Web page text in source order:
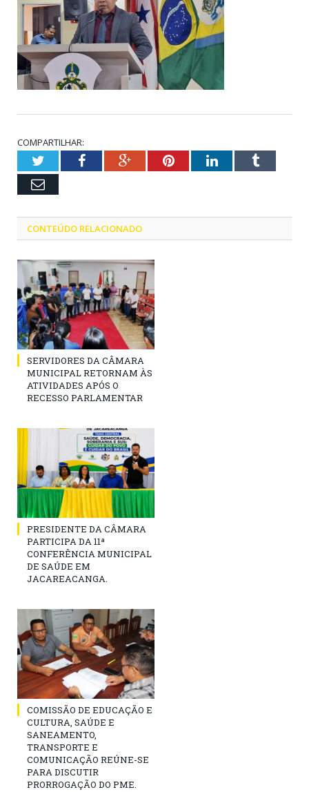
COMPARTILHAR:
TwitterFacebookGoogle+PinterestLinkedInTumblr
Email
CONTEÚDO RELACIONADO
SERVIDORES DA CÂMARA
MUNICIPAL RETORNAM ÀS
ATIVIDADES APÓS O
RECESSO PARLAMENTAR
PRESIDENTE DA CÂMARA
PARTICIPA DA 11ª
CONFERÊNCIA MUNICIPAL
DE SAÚDE EM
JACAREACANGA.
COMISSÃO DE EDUCAÇÃO E
CULTURA, SAÚDE E
SANEAMENTO,
TRANSPORTE E
COMUNICAÇÃO REÚNE-SE
PARA DISCUTIR
PRORROGAÇÃO DO PME.